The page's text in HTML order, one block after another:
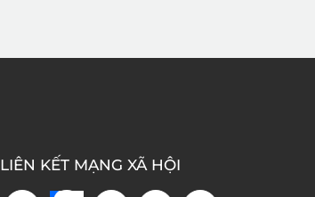
LIÊN KẾT MẠNG XÃ HỘI